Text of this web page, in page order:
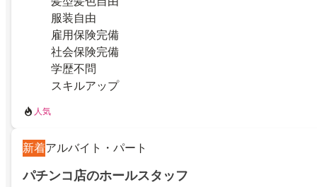
服装自由
雇用保険完備
社会保険完備
学歴不問
スキルアップ
人気
新着アルバイト・パート
パチンコ店のホールスタッフ